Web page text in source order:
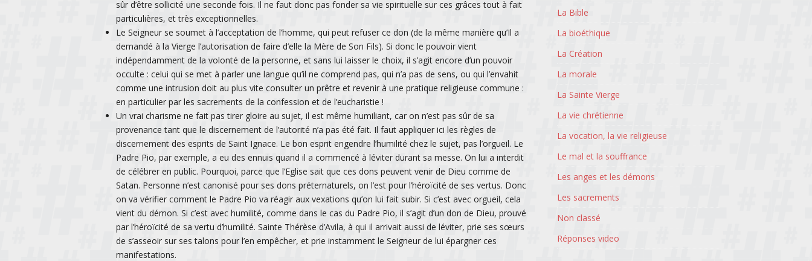
sûr d’être sollicité une seconde fois. Il ne faut donc pas fonder sa vie spirituelle sur ces grâces tout à fait
particulières, et très exceptionnelles.
Le Seigneur se soumet à l’acceptation de l’homme, qui peut refuser ce don (de la même manière qu’Il a
demandé à la Vierge l’autorisation de faire d’elle la Mère de Son Fils). Si donc le pouvoir vient
indépendamment de la volonté de la personne, et sans lui laisser le choix, il s’agit encore d’un pouvoir
occulte : celui qui se met à parler une langue qu’il ne comprend pas, qui n’a pas de sens, ou qui l’envahit
comme une intrusion doit au plus vite consulter un prêtre et revenir à une pratique religieuse commune :
en particulier par les sacrements de la confession et de l’eucharistie !
Un vrai charisme ne fait pas tirer gloire au sujet, il est même humiliant, car on n’est pas sûr de sa
provenance tant que le discernement de l’autorité n’a pas été fait. Il faut appliquer ici les règles de
discernement des esprits de Saint Ignace. Le bon esprit engendre l’humilité chez le sujet, pas l’orgueil. Le
Padre Pio, par exemple, a eu des ennuis quand il a commencé à léviter durant sa messe. On lui a interdit
de célébrer en public. Pourquoi, parce que l’Eglise sait que ces dons peuvent venir de Dieu comme de
Satan. Personne n’est canonisé pour ses dons préternaturels, on l’est pour l’héroïcité de ses vertus. Donc
on va vérifier comment le Padre Pio va réagir aux vexations qu’on lui fait subir. Si c’est avec orgueil, cela
vient du démon. Si c’est avec humilité, comme dans le cas du Padre Pio, il s’agit d’un don de Dieu, prouvé
par l’héroïcité de sa vertu d’humilité. Sainte Thérèse d’Avila, à qui il arrivait aussi de léviter, prie ses sœurs
de s’asseoir sur ses talons pour l’en empêcher, et prie instamment le Seigneur de lui épargner ces
manifestations.
La Bible
La bioéthique
La Création
La morale
La Sainte Vierge
La vie chrétienne
La vocation, la vie religieuse
Le mal et la souffrance
Les anges et les démons
Les sacrements
Non classé
Réponses video